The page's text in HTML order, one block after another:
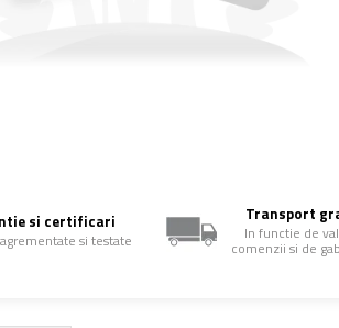
si certificari
si testate
Transport
In functie de
comenzii si de